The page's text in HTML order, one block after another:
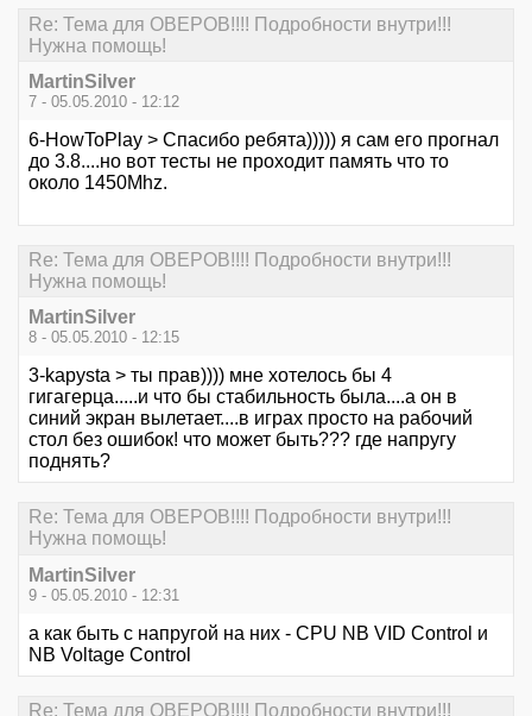
Re: Тема для ОВЕРОВ!!!! Подробности внутри!!!
Нужна помощь!
MartinSilver
7 - 05.05.2010 - 12:12
6-HowToPlay > Спасибо ребята))))) я сам его прогнал
до 3.8....но вот тесты не проходит память что то
около 1450Mhz.
Re: Тема для ОВЕРОВ!!!! Подробности внутри!!!
Нужна помощь!
MartinSilver
8 - 05.05.2010 - 12:15
3-kapysta > ты прав)))) мне хотелось бы 4
гигагерца.....и что бы стабильность была....а он в
синий экран вылетает....в играх просто на рабочий
стол без ошибок! что может быть??? где напругу
поднять?
Re: Тема для ОВЕРОВ!!!! Подробности внутри!!!
Нужна помощь!
MartinSilver
9 - 05.05.2010 - 12:31
а как быть с напругой на них - CPU NB VID Control и
NB Voltage Control
Re: Тема для ОВЕРОВ!!!! Подробности внутри!!!